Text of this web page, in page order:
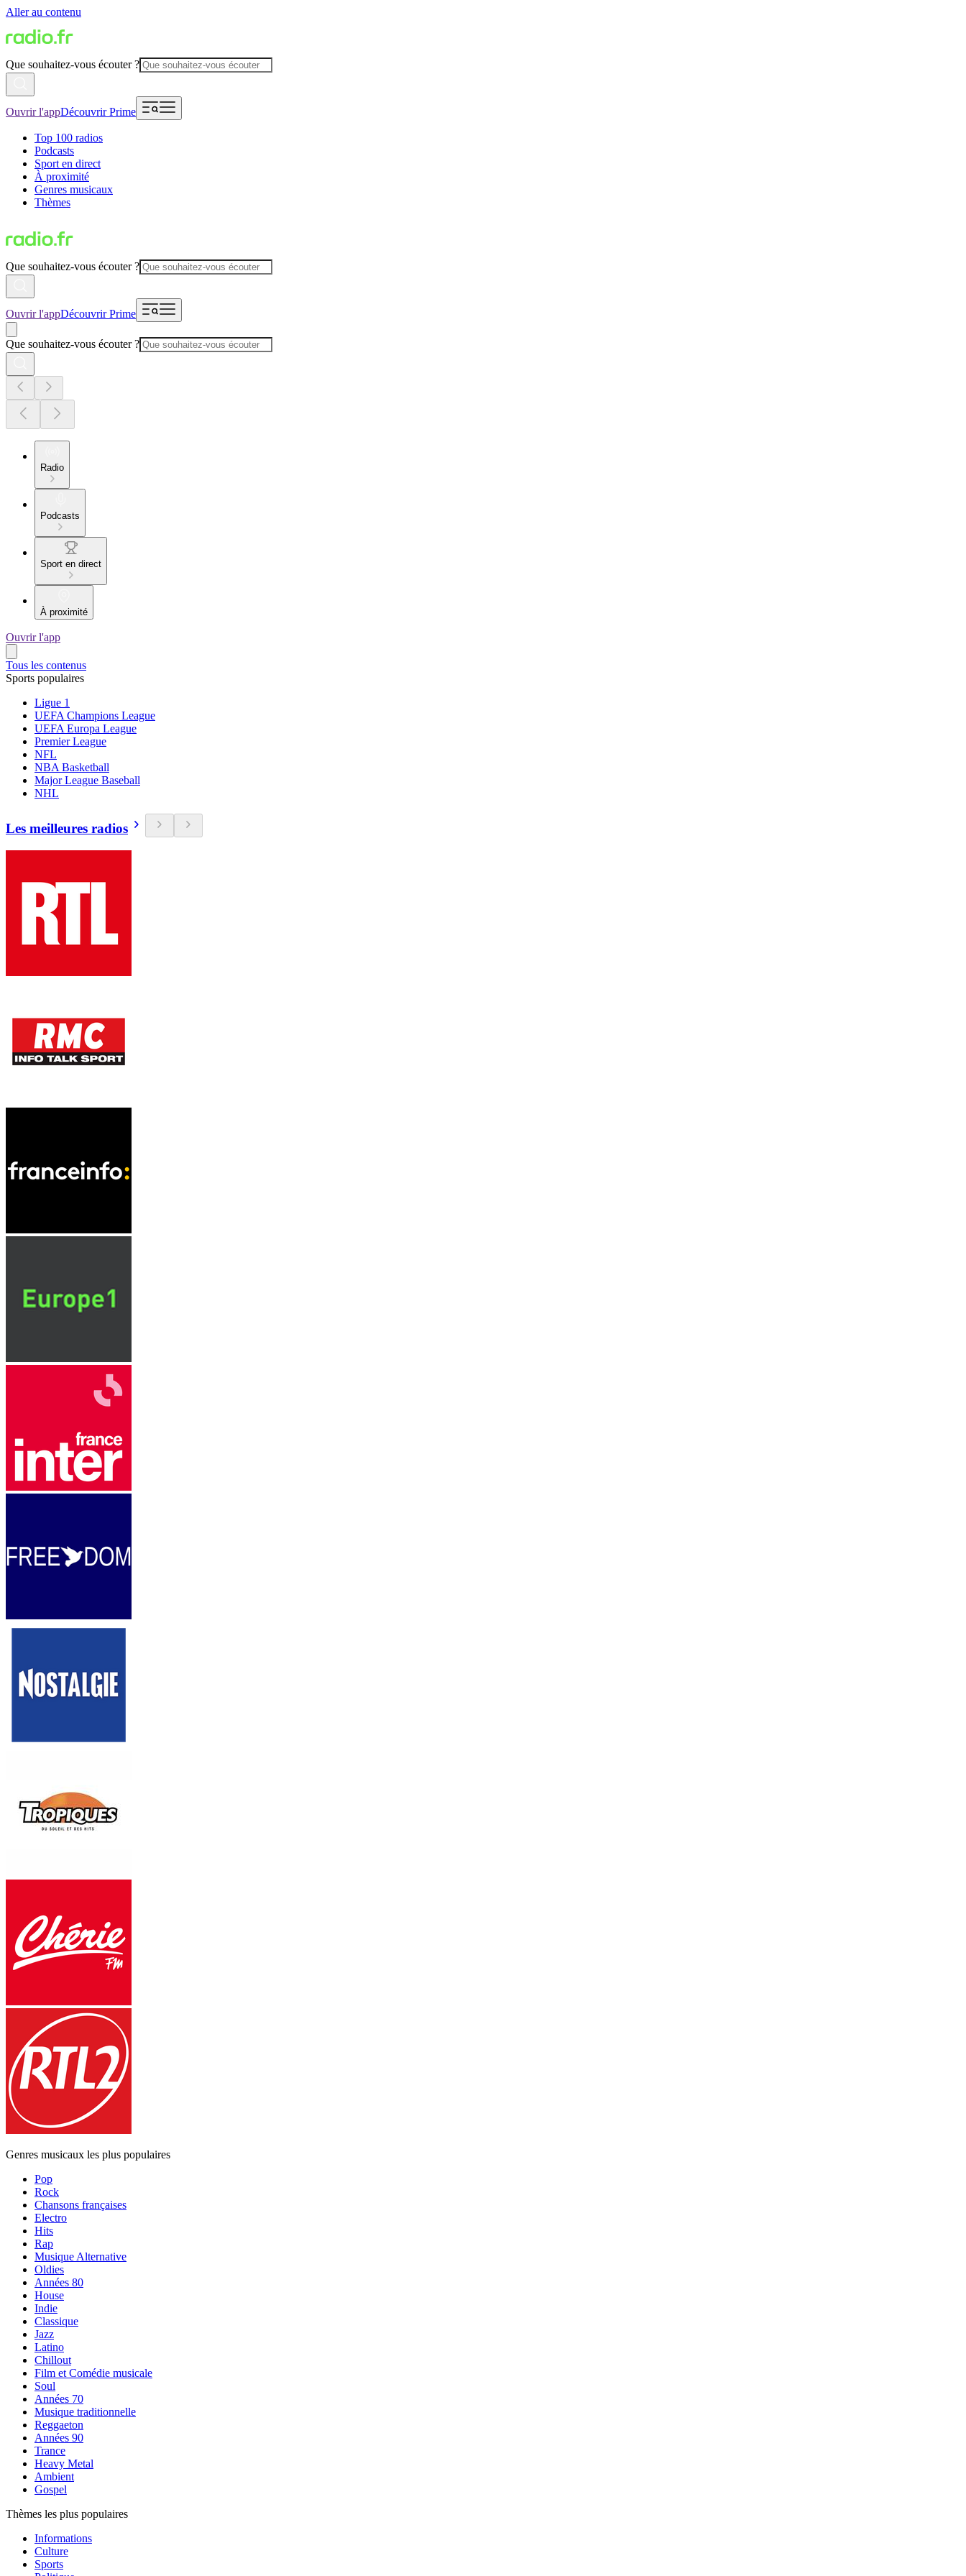
Aller au contenu
Que souhaitez-vous écouter ?
Ouvrir l'appDécouvrir Prime
Top 100 radios
Podcasts
Sport en direct
À proximité
Genres musicaux
Thèmes
Que souhaitez-vous écouter ?
Ouvrir l'appDécouvrir Prime
Que souhaitez-vous écouter ?
Radio
Podcasts
Sport en direct
À proximité
Ouvrir l'app
Tous les contenus
Sports populaires
Ligue 1
UEFA Champions League
UEFA Europa League
Premier League
NFL
NBA Basketball
Major League Baseball
NHL
Les meilleures radios
Genres musicaux les plus populaires
Pop
Rock
Chansons françaises
Electro
Hits
Rap
Musique Alternative
Oldies
Années 80
House
Indie
Classique
Jazz
Latino
Chillout
Film et Comédie musicale
Soul
Années 70
Musique traditionnelle
Reggaeton
Années 90
Trance
Heavy Metal
Ambient
Gospel
Thèmes les plus populaires
Informations
Culture
Sports